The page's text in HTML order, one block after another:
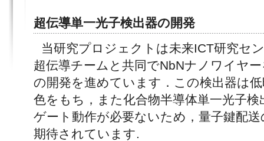
超伝導単一光子検出器の開発
当研究プロジェクトは未来ICT研究セ
超伝導チームと共同でNbNナノワイヤ
の開発を進めています．この検出器は
色をもち，また化合物半導体単一光子
ゲート動作が必要ないため，量子鍵配
期待されています.